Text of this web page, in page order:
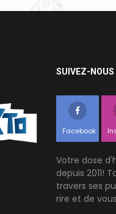
SUIVEZ-NOUS
Facebook
Votre dose
depuis 2011!
travers ses
rire et de